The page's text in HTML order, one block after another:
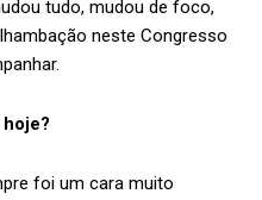
tudo, mudou de foco,
neste Congresso
foi um cara muito